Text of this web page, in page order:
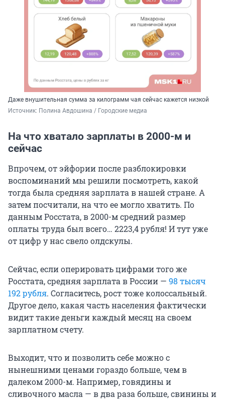
Даже внушительная сумма за килограмм чая сейчас кажется низкой
Источник: Полина Авдошина / Городские медиа
На что хватало зарплаты в 2000-м и
сейчас
Впрочем, от эйфории после разблокировки
воспоминаний мы решили посмотреть, какой
тогда была средняя зарплата в нашей стране. А
затем посчитали, на что ее могло хватить. По
данным Росстата, в 2000-м средний размер
оплаты труда был всего… 2223,4 рубля! И тут уже
от цифр у нас свело олдскулы.
Сейчас, если оперировать цифрами того же
Росстата, средняя зарплата в России — 98 тысяч
192 рубля. Согласитесь, рост тоже колоссальный.
Другое дело, какая часть населения фактически
видит такие деньги каждый месяц на своем
зарплатном счету.
Выходит, что и позволить себе можно с
нынешними ценами гораздо больше, чем в
далеком 2000-м. Например, говядины и
сливочного масла — в два раза больше, свинины и